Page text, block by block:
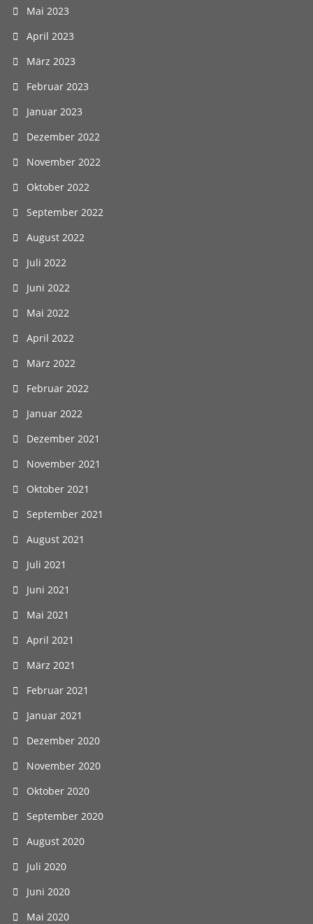
Mai 2023
April 2023
März 2023
Februar 2023
Januar 2023
Dezember 2022
November 2022
Oktober 2022
September 2022
August 2022
Juli 2022
Juni 2022
Mai 2022
April 2022
März 2022
Februar 2022
Januar 2022
Dezember 2021
November 2021
Oktober 2021
September 2021
August 2021
Juli 2021
Juni 2021
Mai 2021
April 2021
März 2021
Februar 2021
Januar 2021
Dezember 2020
November 2020
Oktober 2020
September 2020
August 2020
Juli 2020
Juni 2020
Mai 2020